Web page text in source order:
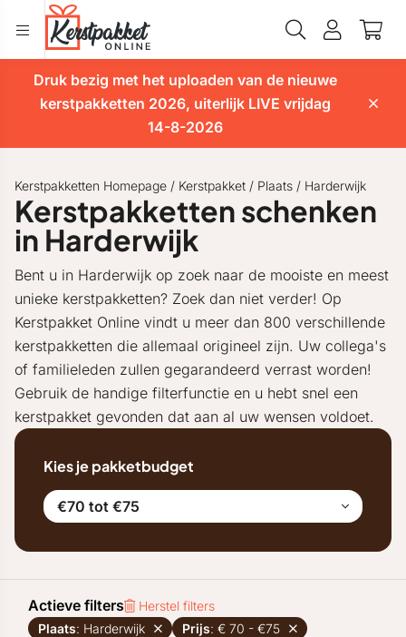
Druk bezig met het uploaden van de nieuwe
kerstpakketten 2026, uiterlijk LIVE vrijdag
14-8-2026
Kerstpakketten Homepage / Kerstpakket / Plaats / Harderwijk
Kerstpakketten schenken
in Harderwijk
Bent u in Harderwijk op zoek naar de mooiste en meest
unieke kerstpakketten? Zoek dan niet verder! Op
Kerstpakket Online vindt u meer dan 800 verschillende
kerstpakketten die allemaal origineel zijn. Uw collega's
of familieleden zullen gegarandeerd verrast worden!
Gebruik de handige filterfunctie en u hebt snel een
kerstpakket gevonden dat aan al uw wensen voldoet.
Kies je pakketbudget
€70 tot €75
Actieve filters
Herstel filters
Plaats: Harderwijk Prijs: € 70 - €75